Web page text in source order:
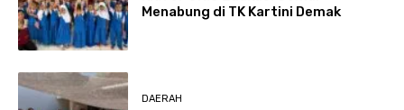
Menabung di TK Kartini Demak
DAERAH